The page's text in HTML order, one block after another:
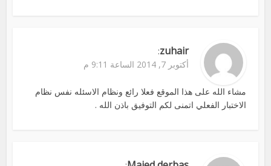
zuhair
:
أكتوبر 7, 2014 الساعة 9:11 م
مشاء الله على هذا الموقع فعلا رائع ونظام الاسئله نفس نظام
الاختبار الفعلي اتمنى لكم التوفيق باذن الله .